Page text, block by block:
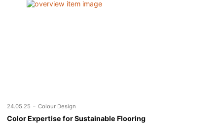
24.05.25 - Colour Design
Color Expertise for Sustainable Flooring